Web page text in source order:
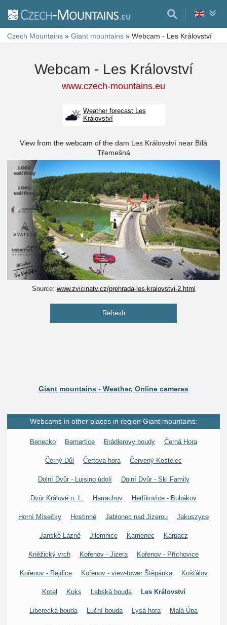
Czech Mountains » Giant mountains » Webcam - Les Království
Webcam - Les Království
www.czech-mountains.eu
Weather forecast Les
Království
View from the webcam of the dam Les Království near Bílá
Třemešná
Source: www.zvicinatv.cz/prehrada-les-kralovstvi-2.html
Refresh
Giant mountains - Weather, Online cameras
Webcams in other places in region Giant mountains:
Benecko Bernartice Brádlerovy boudy Černá Hora
Černý Důl Čertova hora Červený Kostelec
Dolní Dvůr - Luisino údolí Dolní Dvůr - Ski Family
Dvůr Králové n. L. Harrachov Herlíkovice - Bubákov
Horní Mísečky Hostinné Jablonec nad Jizerou Jakuszyce
Janské Lázně Jilemnice Kamenec Karpacz
Kněžický vrch Kořenov - Jizera Kořenov - Příchovice
Kořenov - Rejdice Kořenov - view-tower Štěpánka Košťálov
Kotel Kuks Labská bouda Les Království
Liberecká bouda Luční bouda Lysá hora Malá Úpa